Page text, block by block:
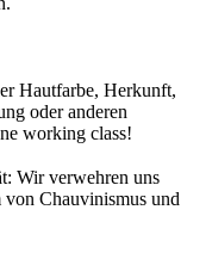
Hautfarbe, Herkunft,
oder anderen
working class!
Wir verwehren uns
von Chauvinismus und